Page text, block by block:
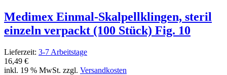
Medimex Einmal-Skalpellklingen, steril
einzeln verpackt (100 Stück) Fig. 10
Lieferzeit: 3-7 Arbeitstage
16,49 €
inkl. 19 % MwSt. zzgl. Versandkosten